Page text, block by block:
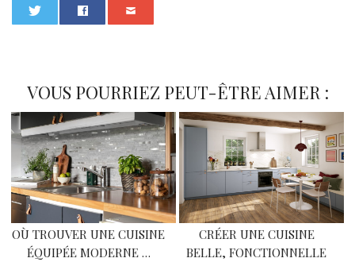
VOUS POURRIEZ PEUT-ÊTRE AIMER :
OÙ TROUVER UNE CUISINE
ÉQUIPÉE MODERNE …
CRÉER UNE CUISINE
BELLE, FONCTIONNELLE